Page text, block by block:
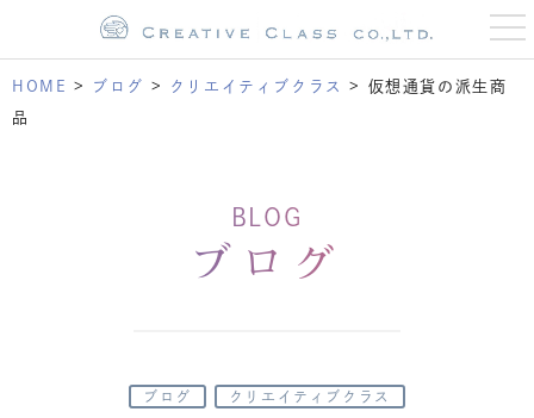
t
o
g
HOME > ブログ > クリエイティブクラス > 仮想通貨の派生商
品
BLOG
ブログ
ブログ クリエイティブクラス